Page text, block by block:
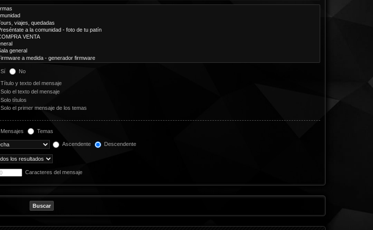
Sí No
Título y texto del mensaje
Solo el texto del mensaje
Solo títulos
Solo el primer mensaje de los temas
Mensajes Temas
Ascendente Descendente
Caracteres del mensaje